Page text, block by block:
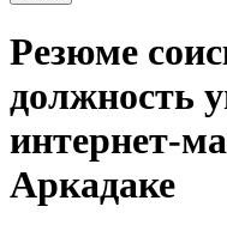
Резюме
должность
интернет-
Аркадаке